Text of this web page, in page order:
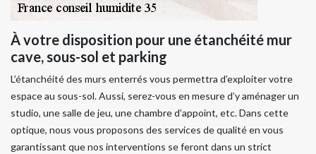
À votre disposition pour une étanchéité mur
cave, sous-sol et parking
L’étanchéité des murs enterrés vous permettra d’exploiter votre
espace au sous-sol. Aussi, serez-vous en mesure d’y aménager un
studio, une salle de jeu, une chambre d’appoint, etc. Dans cette
optique, nous vous proposons des services de qualité en vous
garantissant que nos interventions se feront dans un strict